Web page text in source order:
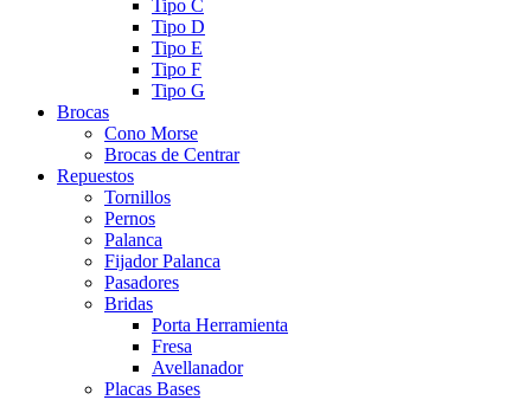
Tipo C
Tipo D
Tipo E
Tipo F
Tipo G
Brocas
Cono Morse
Brocas de Centrar
Repuestos
Tornillos
Pernos
Palanca
Fijador Palanca
Pasadores
Bridas
Porta Herramienta
Fresa
Avellanador
Placas Bases